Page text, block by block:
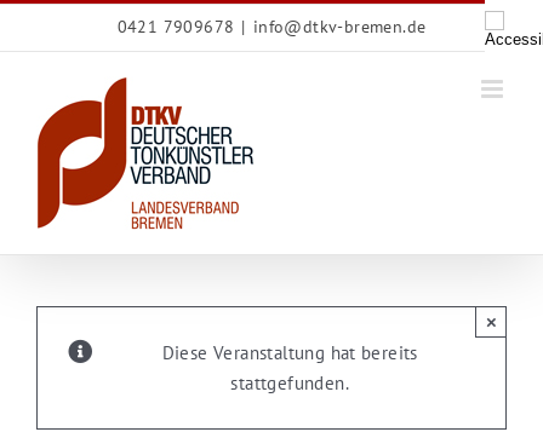
0421 7909678 | info@dtkv-bremen.de
Diese Veranstaltung hat bereits
stattgefunden.
×